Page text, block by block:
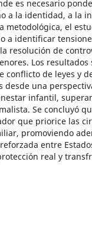
es necesario
a la identidad, a la
metodológica, el
a identificar
resolución de
Los
conflicto de leyes y
desde una
infantil,
Se concluyó
que priorice las
promoviendo
entre
real y